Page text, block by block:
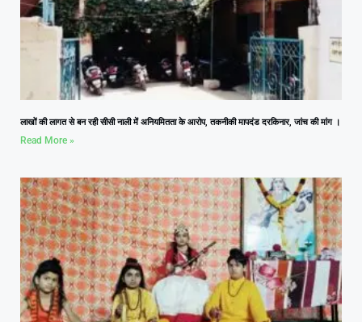
लाखों की लागत से बन रही सीसी नाली में अनियमितता के आरोप, तकनीकी मापदंड दरकिनार, जांच की मांग ।
Read More »